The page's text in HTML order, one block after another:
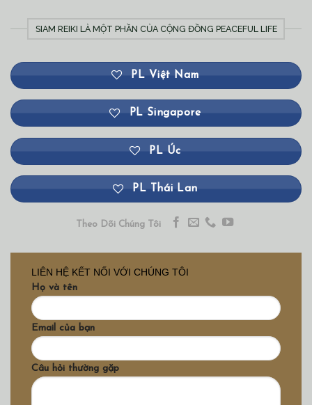
SIAM REIKI LÀ MỘT PHẦN CỦA CỘNG ĐỒNG PEACEFUL LIFE
PL Việt Nam
PL Singapore
PL Úc
PL Thái Lan
Theo Dõi Chúng Tôi
LIÊN HỆ KẾT NỐI VỚI CHÚNG TÔI
Họ và tên
Email của bạn
Câu hỏi thường gặp